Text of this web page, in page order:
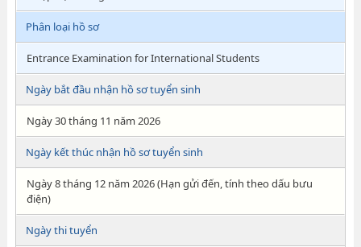
Phân loại hồ sơ
Entrance Examination for International Students
Ngày bắt đầu nhận hồ sơ tuyển sinh
Ngày 30 tháng 11 năm 2026
Ngày kết thúc nhận hồ sơ tuyển sinh
Ngày 8 tháng 12 năm 2026 (Hạn gửi đến, tính theo dấu bưu
điện)
Ngày thi tuyển